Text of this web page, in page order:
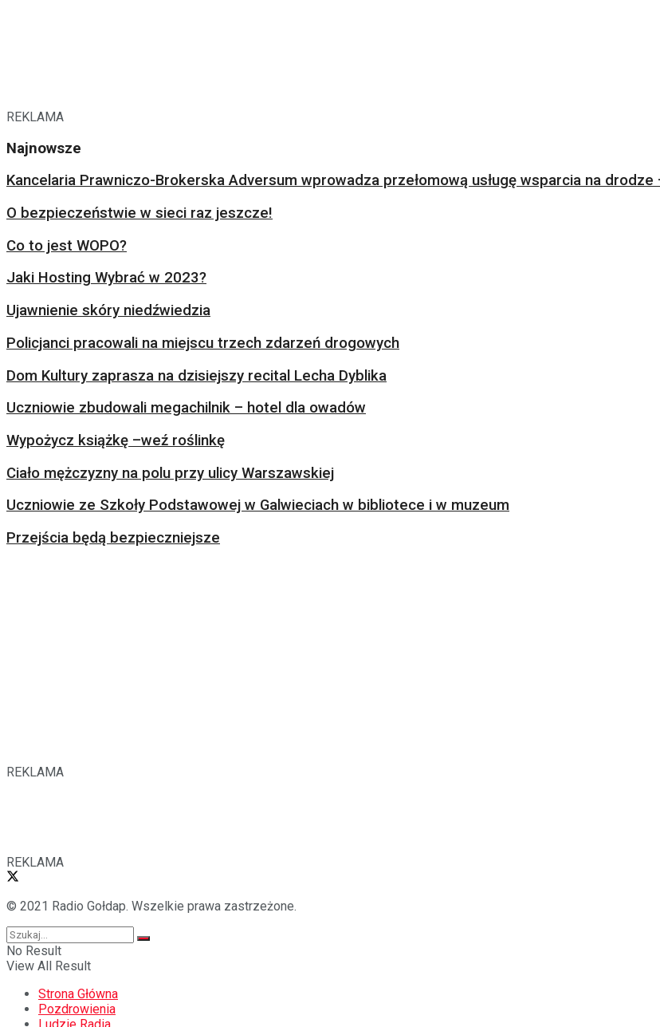
REKLAMA
Najnowsze
Kancelaria Prawniczo-Brokerska Adversum wprowadza przełomową usługę wsparcia na
O bezpieczeństwie w sieci raz jeszcze!
Co to jest WOPO?
Jaki Hosting Wybrać w 2023?
Ujawnienie skóry niedźwiedzia
Policjanci pracowali na miejscu trzech zdarzeń drogowych
Dom Kultury zaprasza na dzisiejszy recital Lecha Dyblika
Uczniowie zbudowali megachilnik – hotel dla owadów
Wypożycz książkę –weź roślinkę
Ciało mężczyzny na polu przy ulicy Warszawskiej
Uczniowie ze Szkoły Podstawowej w Galwieciach w bibliotece i w muzeum
Przejścia będą bezpieczniejsze
REKLAMA
REKLAMA
© 2021 Radio Gołdap. Wszelkie prawa zastrzeżone.
No Result
View All Result
Strona Główna
Pozdrowienia